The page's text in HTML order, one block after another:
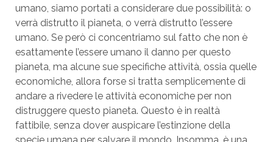
umano, siamo portati a considerare due possibilità: o
verrà distrutto il pianeta, o verrà distrutto l’essere
umano. Se però ci concentriamo sul fatto che non è
esattamente l’essere umano il danno per questo
pianeta, ma alcune sue specifiche attività, ossia quelle
economiche, allora forse si tratta semplicemente di
andare a rivedere le attività economiche per non
distruggere questo pianeta. Questo è in realtà
fattibile, senza dover auspicare l’estinzione della